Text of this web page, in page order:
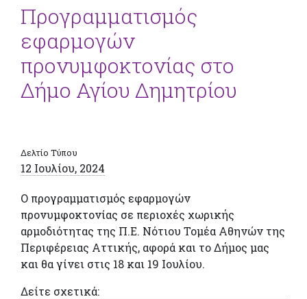
Προγραμματισμός
εφαρμογών
προνυμφοκτονίας στο
Δήμο Αγίου Δημητρίου
Δελτίο Τύπου
12 Ιουλίου, 2024
Ο προγραμματισμός εφαρμογών
προνυμφοκτονίας σε περιοχές χωρικής
αρμοδιότητας της Π.Ε. Νότιου Τομέα Αθηνών της
Περιφέρειας Αττικής, αφορά και το Δήμος μας
και θα γίνει στις 18 και 19 Ιουλίου.
Δείτε σχετικά: